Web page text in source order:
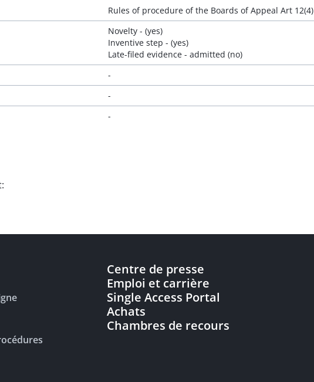
Rules of procedure of the Boards of Appeal Art 12(4)
Novelty - (yes)
Inventive step - (yes)
Late-filed evidence - admitted (no)
-
-
-
Centre de presse
Emploi et carrière
Single Access Portal
Achats
Chambres de recours